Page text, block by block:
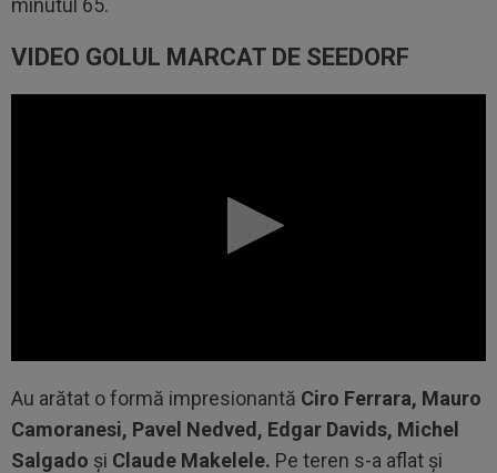
minutul 65.
VIDEO GOLUL MARCAT DE SEEDORF
Au arătat o formă impresionantă Ciro Ferrara, Mauro
Camoranesi, Pavel Nedved, Edgar Davids, Michel
Salgado și Claude Makelele. Pe teren s-a aflat și